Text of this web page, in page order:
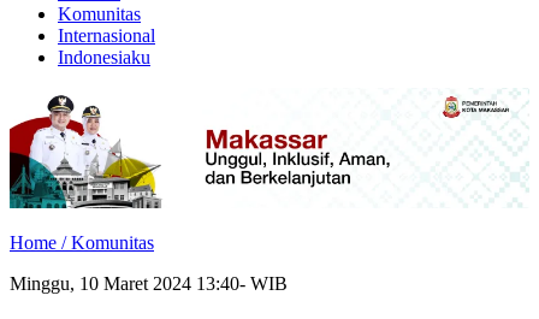
Komunitas
Internasional
Indonesiaku
Home /Komunitas
Minggu, 10 Maret 2024 13:40- WIB